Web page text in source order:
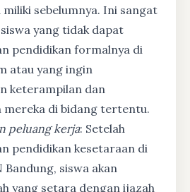
sebelumnya. Ini sangat
yang tidak dapat
pendidikan formalnya di
atau yang ingin
keterampilan dan
mereka di bidang tertentu.
peluang kerja: Setelah
pendidikan kesetaraan di
Bandung, siswa akan
yang setara dengan ijazah